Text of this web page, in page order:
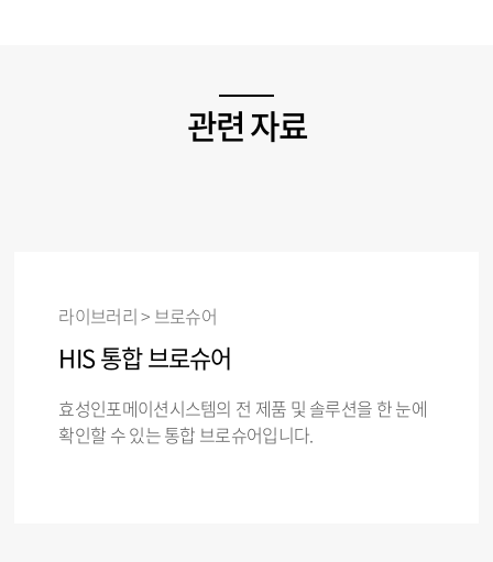
관련 자료
라이브러리 > 브로슈어
HIS 통합 브로슈어
효성인포메이션시스템의 전 제품 및 솔루션을 한 눈에
확인할 수 있는 통합 브로슈어입니다.